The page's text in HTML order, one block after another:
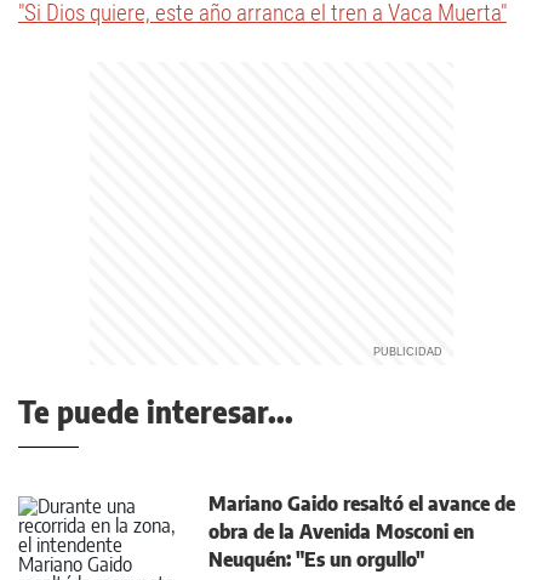
"Si Dios quiere, este año arranca el tren a Vaca Muerta"
Te puede interesar...
Mariano Gaido resaltó el avance de
obra de la Avenida Mosconi en
Neuquén: "Es un orgullo"